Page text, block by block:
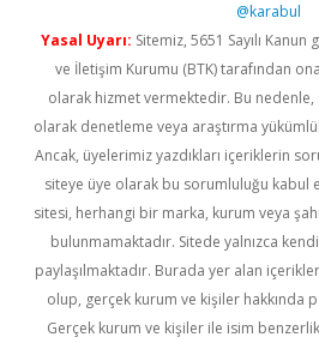
@karabul
Yasal Uyarı: Sitemiz, 5651 Sayılı
ve İletişim Kurumu (BTK) tarafından
olarak hizmet vermektedir. Bu
olarak denetleme veya araştırma
Ancak, üyelerimiz yazdıkları içeriklerin
siteye üye olarak bu sorumluluğu kabul
sitesi, herhangi bir marka, kurum veya
bulunmamaktadır. Sitede yalnızca
paylaşılmaktadır. Burada yer alan
olup, gerçek kurum ve kişiler hakkında
Gerçek kurum ve kişiler ile isim